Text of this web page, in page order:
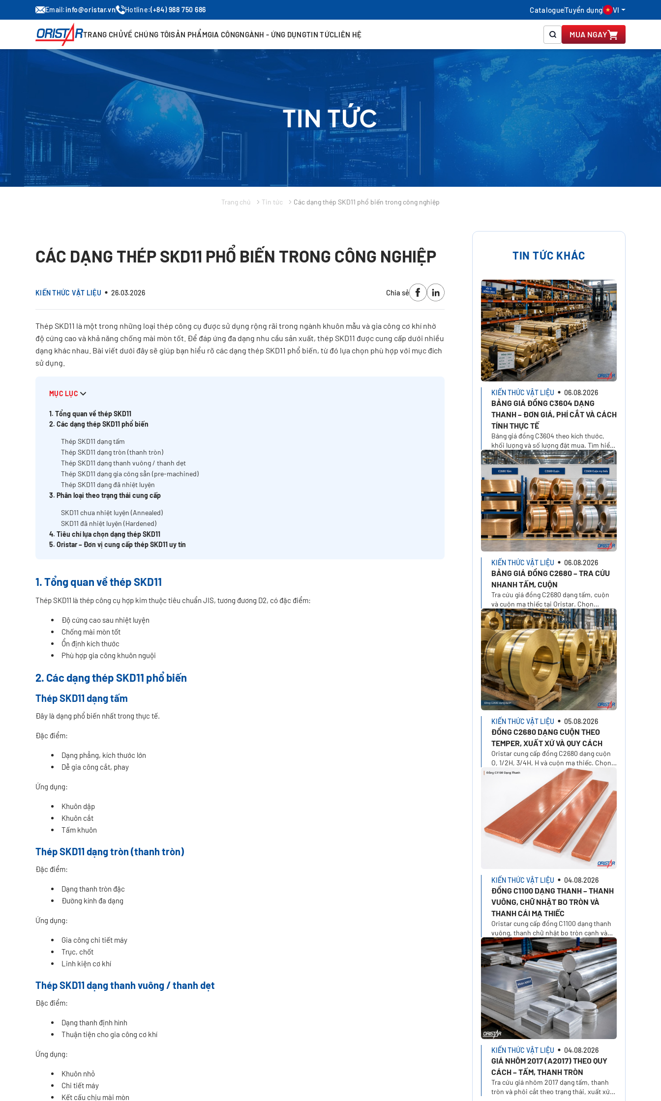
Email:info@oristar.vn Hotline:(+84) 988 750 686 CatalogueTuyển dụng VI
TRANG CHỦVỀ CHÚNG TÔISẢN PHẨMGIA CÔNGNGÀNH - ỨNG DỤNGTIN TỨCLIÊN HỆ MUA NGAY
TIN TỨC
Trang chủ Tin tức Các dạng thép SKD11 phổ biến trong công nghiệp
CÁC DẠNG THÉP SKD11 PHỔ BIẾN TRONG CÔNG NGHIỆP
KIẾN THỨC VẬT LIỆU 26.03.2026 Chia sẻ
Thép SKD11 là một trong những loại thép công cụ được sử dụng rộng rãi trong ngành khuôn mẫu và gia công cơ khí nhờ
độ cứng cao và khả năng chống mài mòn tốt. Để đáp ứng đa dạng nhu cầu sản xuất, thép SKD11 được cung cấp dưới nhiều
dạng khác nhau. Bài viết dưới đây sẽ giúp bạn hiểu rõ các dạng thép SKD11 phổ biến, từ đó lựa chọn phù hợp với mục đích
sử dụng.
MỤC LỤC
1. Tổng quan về thép SKD11
2. Các dạng thép SKD11 phổ biến
Thép SKD11 dạng tấm
Thép SKD11 dạng tròn (thanh tròn)
Thép SKD11 dạng thanh vuông / thanh dẹt
Thép SKD11 dạng gia công sẵn (pre-machined)
Thép SKD11 dạng đã nhiệt luyện
3. Phân loại theo trạng thái cung cấp
SKD11 chưa nhiệt luyện (Annealed)
SKD11 đã nhiệt luyện (Hardened)
4. Tiêu chí lựa chọn dạng thép SKD11
5. Oristar – Đơn vị cung cấp thép SKD11 uy tín
1. Tổng quan về thép SKD11
Thép SKD11 là thép công cụ hợp kim thuộc tiêu chuẩn JIS, tương đương D2, có đặc điểm:
Độ cứng cao sau nhiệt luyện
Chống mài mòn tốt
Ổn định kích thước
Phù hợp gia công khuôn nguội
2. Các dạng thép SKD11 phổ biến
Thép SKD11 dạng tấm
Đây là dạng phổ biến nhất trong thực tế.
Đặc điểm:
Dạng phẳng, kích thước lớn
Dễ gia công cắt, phay
Ứng dụng:
Khuôn dập
Khuôn cắt
Tấm khuôn
Thép SKD11 dạng tròn (thanh tròn)
Đặc điểm:
Dạng thanh tròn đặc
Đường kính đa dạng
Ứng dụng:
Gia công chi tiết máy
Trục, chốt
Linh kiện cơ khí
Thép SKD11 dạng thanh vuông / thanh dẹt
Đặc điểm:
Dạng thanh định hình
Thuận tiện cho gia công cơ khí
Ứng dụng:
Khuôn nhỏ
Chi tiết máy
Kết cấu chịu mài mòn
TIN TỨC KHÁC
KIẾN THỨC VẬT LIỆU 06.08.2026
BẢNG GIÁ ĐỒNG C3604 DẠNG
THANH – ĐƠN GIÁ, PHÍ CẮT VÀ CÁCH
TÍNH THỰC TẾ
Bảng giá đồng C3604 theo kích thước,
khối lượng và số lượng đặt mua. Tìm hiểu
cách tính đơn giá, phí cắt, VAT, vận
chuyển và nhận báo giá tại Oristar
KIẾN THỨC VẬT LIỆU 06.08.2026
BẢNG GIÁ ĐỒNG C2680 – TRA CỨU
NHANH TẤM, CUỘN
Tra cứu giá đồng C2680 dạng tấm, cuộn
và cuộn mạ thiếc tại Oristar. Chọn
temper, xuất xứ, kích thước, khối lượng
để tính giá theo nhu cầu thực tế
KIẾN THỨC VẬT LIỆU 05.08.2026
ĐỒNG C2680 DẠNG CUỘN THEO
TEMPER, XUẤT XỨ VÀ QUY CÁCH
Oristar cung cấp đồng C2680 dạng cuộn
O, 1/2H, 3/4H, H và cuộn mạ thiếc. Chọn
xuất xứ, độ dày, khổ rộng, khối lượng và
KIẾN THỨC VẬT LIỆU 04.08.2026
ĐỒNG C1100 DẠNG THANH – THANH
VUÔNG, CHỮ NHẬT BO TRÒN VÀ
THANH CÁI MẠ THIẾC
Oristar cung cấp đồng C1100 dạng thanh
vuông, thanh chữ nhật bo tròn cạnh và
thanh cái mạ thiếc 1/2H. Chọn xuất xứ,
kích thước và yêu cầu báo giá trên Oristar
Plus
KIẾN THỨC VẬT LIỆU 04.08.2026
GIÁ NHÔM 2017 (A2017) THEO QUY
CÁCH – TẤM, THANH TRÒN
Tra cứu giá nhôm 2017 dạng tấm, thanh
tròn và phôi cắt theo trạng thái, xuất xứ,